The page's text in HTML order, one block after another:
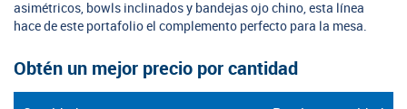
asimétricos, bowls inclinados y bandejas ojo chino, esta línea
hace de este portafolio el complemento perfecto para la mesa.
Obtén un mejor precio por cantidad